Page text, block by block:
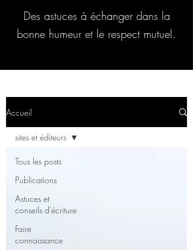
Des astuces à échanger dans la
bonne humeur et le respect mutuel.
Accueil
Tous les posts
Publications
Astuces et
conseils d'écriture
Faire
connaissance
sites et éditeurs